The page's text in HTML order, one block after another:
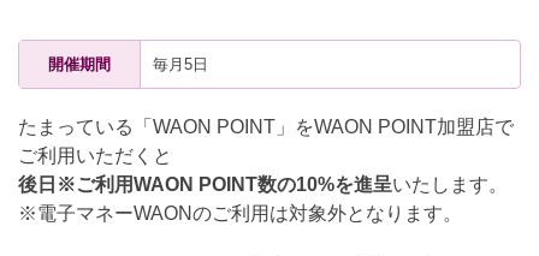
開催期間 毎月5日
たまっている「WAON POINT」をWAON POINT加盟店で
ご利用いただくと
後日※ご利用WAON POINT数の10%を進呈いたします。
※電子マネーWAONのご利用は対象外となります。